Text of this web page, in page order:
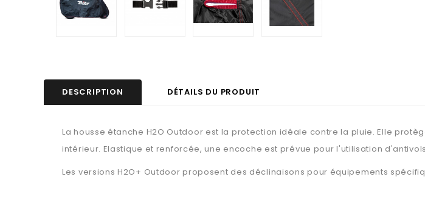
DESCRIPTION DÉTAILS DU PRODUIT
La housse étanche H2O Outdoor est la protection idéale contre la pluie. Elle
intérieur. Elastique et renforcée, une encoche est prévue pour l'utilisation
Les versions H2O+ Outdoor proposent des déclinaisons pour équipements